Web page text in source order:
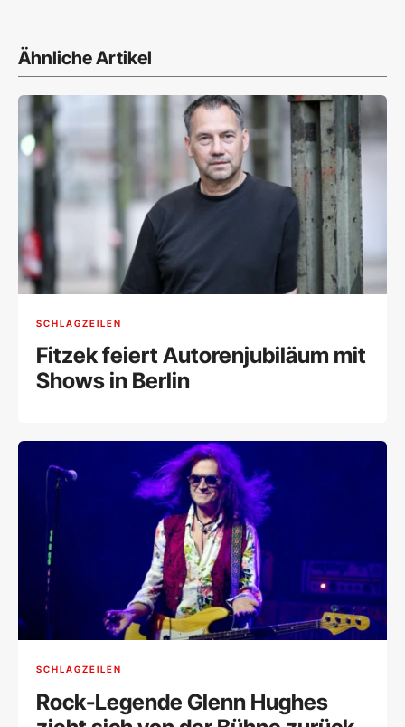
Ähnliche Artikel
SCHLAGZEILEN
Fitzek feiert Autorenjubiläum mit
Shows in Berlin
SCHLAGZEILEN
Rock-Legende Glenn Hughes